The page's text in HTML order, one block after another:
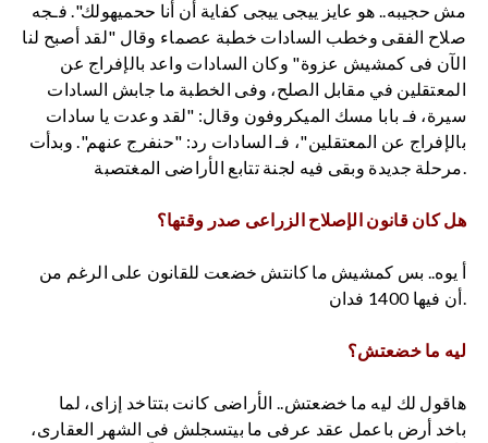
مش حجيبه.. هو عايز ييجى ييجى كفاية أن أنا ححميهولك". فـجه
صلاح الفقى وخطب السادات خطبة عصماء وقال "لقد أصبح لنا
الآن فى كمشيش عزوة" وكان السادات واعد بالإفراج عن
المعتقلين في مقابل الصلح، وفى الخطبة ما جابش السادات
سيرة، فـ بابا مسك الميكروفون وقال: "لقد وعدت يا سادات
بالإفراج عن المعتقلين"، فـ السادات رد: "حنفرج عنهم". وبدأت
مرحلة جديدة وبقى فيه لجنة تتابع الأراضى المغتصبة.
هل كان قانون الإصلاح الزراعى صدر وقتها؟
أ يوه.. بس كمشيش ما كانتش خضعت للقانون على الرغم من
أن فيها 1400 فدان.
ليه ما خضعتش؟
باخد أرض باعمل عقد عرفى ما بيتسجلش فى الشهر العقارى،